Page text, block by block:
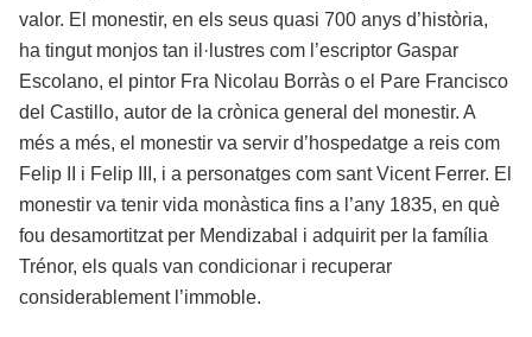
valor. El monestir, en els seus quasi 700 anys d’història,
ha tingut monjos tan il·lustres com l’escriptor Gaspar
Escolano, el pintor Fra Nicolau Borràs o el Pare Francisco
del Castillo, autor de la crònica general del monestir. A
més a més, el monestir va servir d’hospedatge a reis com
Felip II i Felip III, i a personatges com sant Vicent Ferrer. El
monestir va tenir vida monàstica fins a l’any 1835, en què
fou desamortitzat per Mendizabal i adquirit per la família
Trénor, els quals van condicionar i recuperar
considerablement l’immoble.